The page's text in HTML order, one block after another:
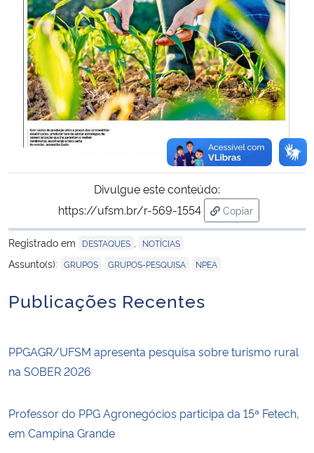
Divulgue este conteúdo:
https://ufsm.br/r-569-1554
Copiar
para área de
Registrado em
DESTAQUES NOTÍCIAS
Assunto(s): GRUPOS GRUPOS-PESQUISA NPEA
Publicações Recentes
PPGAGR/UFSM apresenta pesquisa sobre turismo rural
na SOBER 2026
Professor do PPG Agronegócios participa da 15ª Fetech,
em Campina Grande